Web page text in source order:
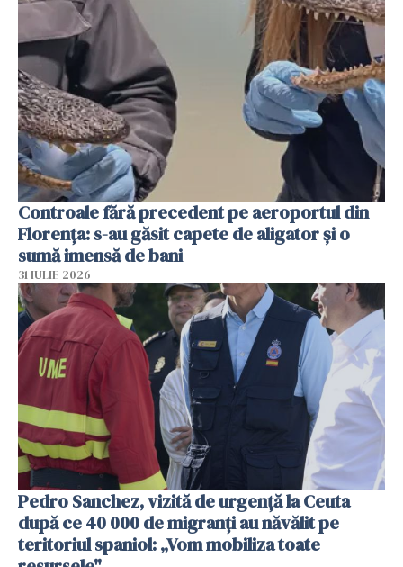
Controale fără precedent pe aeroportul din
Florența: s-au găsit capete de aligator și o
sumă imensă de bani
31 IULIE 2026
Pedro Sanchez, vizită de urgență la Ceuta
după ce 40 000 de migranți au năvălit pe
teritoriul spaniol: „Vom mobiliza toate